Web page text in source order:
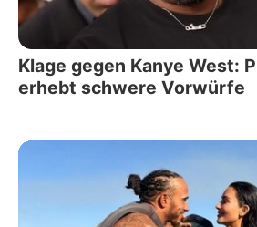
Klage gegen Kanye West:
erhebt schwere Vorwürfe